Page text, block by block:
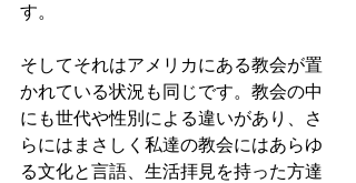
す。
そしてそれはアメリカにある教会が置
かれている状況も同じです。教会の中
にも世代や性別による違いがあり、さ
らにはまさしく私達の教会にはあらゆ
る文化と言語、生活拝見を持った方達